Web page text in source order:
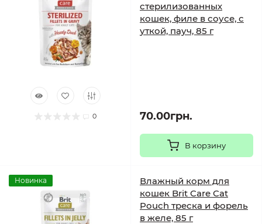
0
стерилизованных
кошек, филе в соусе, с
уткой, пауч, 85 г
70.00грн.
В корзину
Новинка
Влажный корм для
кошек Brit Care Cat
Pouch треска и форель
в желе, 85 г